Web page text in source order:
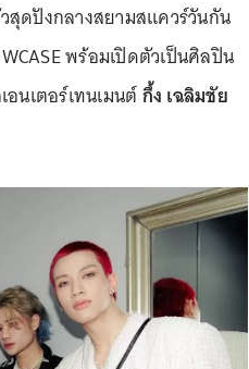
สุดปังกลางสยามสแควร์วันกัน
พร้อมเปิดตัวเป็นศิลปิน
นเตอร์เทนเมนต์กึ้ง เฉลิมชัย